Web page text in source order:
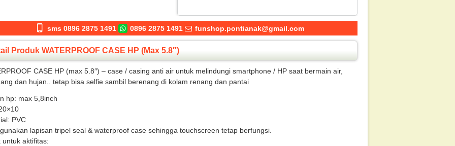
sms 0896 2875 1491 0896 2875 1491 funshop.pontianak@gmail.com
Produk WATERPROOF CASE HP (max 5.8″)
CASE HP (max 5.8″) – case / casing anti air untuk melindungi smartphone / HP saat bermain air,
dan hujan.. tetap bisa selfie sambil berenang di kolam renang dan pantai
hp: max 5,8inch
PVC
lapisan tripel seal & waterproof case sehingga touchscreen tetap berfungsi.
untuk aktifitas: